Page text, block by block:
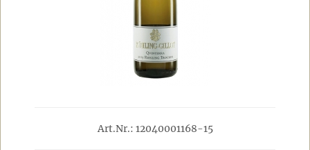
Art.Nr.: 12040001168-15